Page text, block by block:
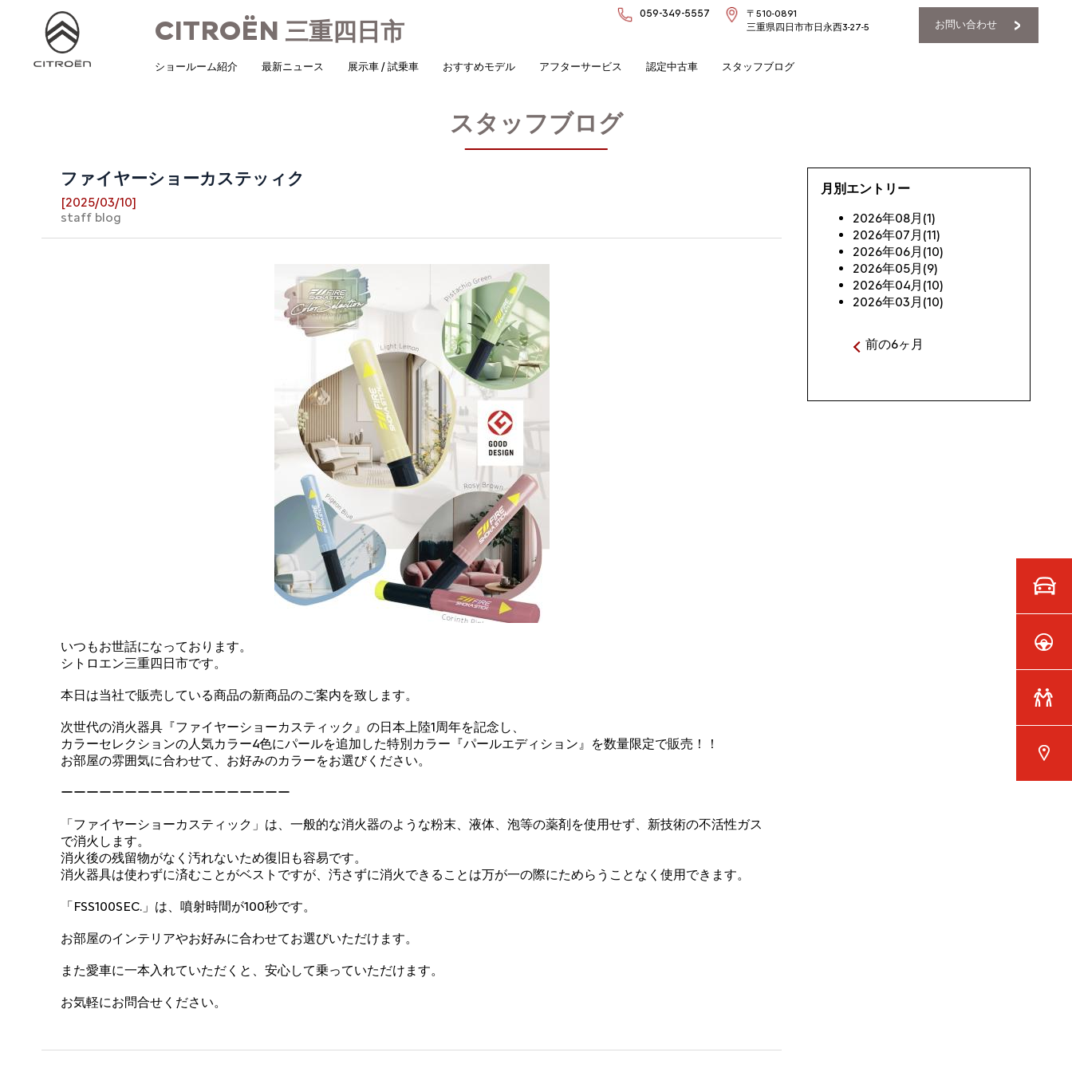
CITROËN 三重四日市
059-349-5557
〒510-0891
三重県四日市市日永西3-27-5
お問い合わせ
ショールーム紹介 最新ニュース 展示車 / 試乗車 おすすめモデル アフターサービス 認定中古車 スタッフブログ
スタッフブログ
ファイヤーショーカステッィク
[2025/03/10]
staff blog
いつもお世話になっております。
シトロエン三重四日市です。
本日は当社で販売している商品の新商品のご案内を致します。
次世代の消火器具『ファイヤーショーカスティック』の日本上陸1周年を記念し、
カラーセレクションの人気カラー4色にパールを追加した特別カラー『パールエディション』を数量限定で販売！！
お部屋の雰囲気に合わせて、お好みのカラーをお選びください。
ーーーーーーーーーーーーーーーーーー
「ファイヤーショーカスティック」は、一般的な消火器のような粉末、液体、泡等の薬剤を使用せず、新技術の不活性ガス
で消火します。
消火後の残留物がなく汚れないため復旧も容易です。
消火器具は使わずに済むことがベストですが、汚さずに消火できることは万が一の際にためらうことなく使用できます。
「FSS100SEC.」は、噴射時間が100秒です。
お部屋のインテリアやお好みに合わせてお選びいただけます。
また愛車に一本入れていただくと、安心して乗っていただけます。
お気軽にお問合せください。
月別エントリー
2026年08月(1)
2026年07月(11)
2026年06月(10)
2026年05月(9)
2026年04月(10)
2026年03月(10)
前の6ヶ月